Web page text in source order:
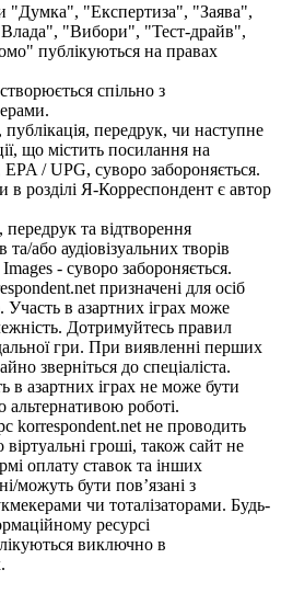
"Думка", "Експертиза", "Заява",
"Вибори", "Тест-драйв",
публікуються на правах
спільно з
передрук, чи наступне
що містить посилання на
/ UPG, суворо забороняється.
в розділі Я-Корреспондент є автор
та відтворення
або аудіовізуальних творів
- суворо забороняється.
призначені для осіб
в азартних іграх може
Дотримуйтесь правил
гри. При виявленні перших
зверніться до спеціаліста.
в азартних іграх не може бути
альтернативою роботі.
korrespondent.net не проводить
віртуальні гроші, також сайт не
оплату ставок та інших
можуть бути пов’язані з
чи тоталізаторами. Будь-
ресурсі
виключно в